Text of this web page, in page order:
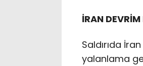
İRAN
Saldırıda
yalanlama